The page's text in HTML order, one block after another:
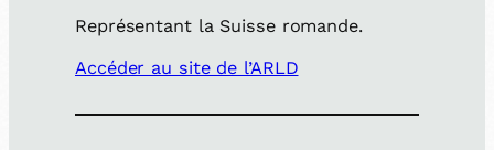
Représentant la Suisse romande.
Accéder au site de l’ARLD